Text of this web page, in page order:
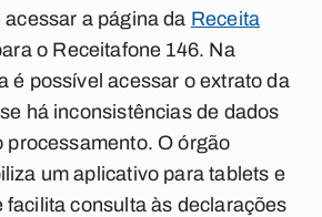
a página da Receita
o Receitafone 146. Na
é possível acessar o extrato da
há inconsistências de dados
processamento. O órgão
um aplicativo para tablets e
facilita consulta às declarações